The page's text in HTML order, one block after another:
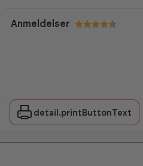
Anmeldelser
detail.printButtonText